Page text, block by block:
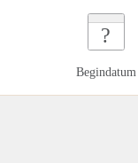
?
Begindatum